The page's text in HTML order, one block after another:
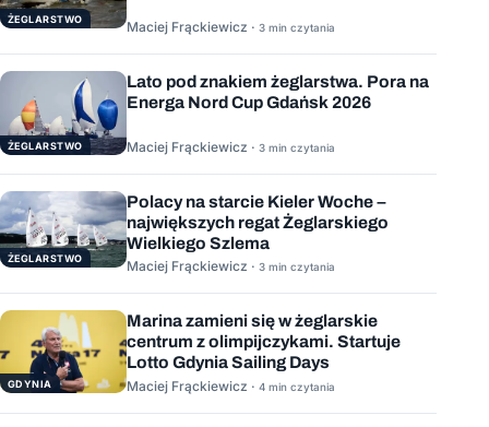
ŻEGLARSTWO Maciej Frąckiewicz · 3 min czytania
ŻEGLARSTWO
Lato pod znakiem żeglarstwa. Pora na
Energa Nord Cup Gdańsk 2026
Maciej Frąckiewicz · 3 min czytania
ŻEGLARSTWO
Polacy na starcie Kieler Woche –
największych regat Żeglarskiego
Wielkiego Szlema
Maciej Frąckiewicz · 3 min czytania
GDYNIA
Marina zamieni się w żeglarskie
centrum z olimpijczykami. Startuje
Lotto Gdynia Sailing Days
Maciej Frąckiewicz · 4 min czytania